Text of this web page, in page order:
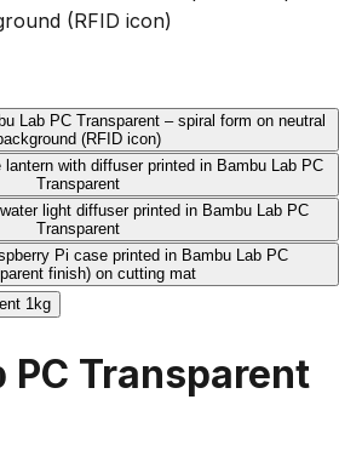
PC Transparent